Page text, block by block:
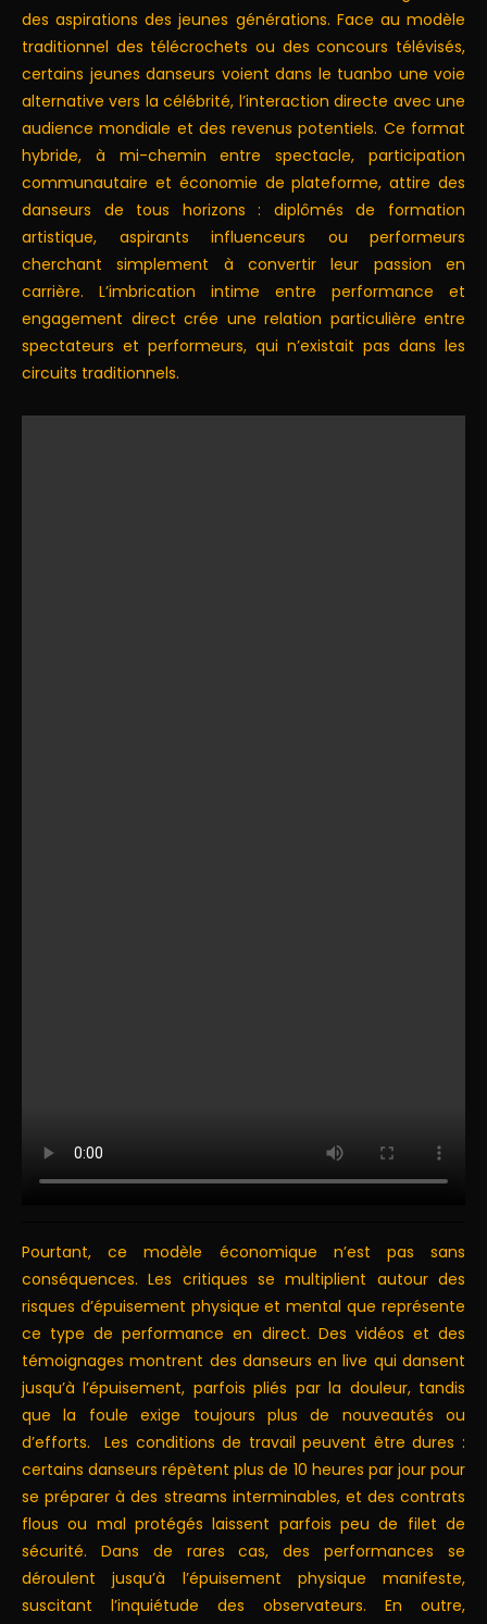
des aspirations des jeunes générations. Face au modèle
traditionnel des télécrochets ou des concours télévisés,
certains jeunes danseurs voient dans le tuanbo une voie
alternative vers la célébrité, l’interaction directe avec une
audience mondiale et des revenus potentiels. Ce format
hybride, à mi-chemin entre spectacle, participation
communautaire et économie de plateforme, attire des
danseurs de tous horizons : diplômés de formation
artistique, aspirants influenceurs ou performeurs
cherchant simplement à convertir leur passion en
carrière. L’imbrication intime entre performance et
engagement direct crée une relation particulière entre
spectateurs et performeurs, qui n’existait pas dans les
circuits traditionnels.
Pourtant, ce modèle économique n’est pas sans
conséquences. Les critiques se multiplient autour des
risques d’épuisement physique et mental que représente
ce type de performance en direct. Des vidéos et des
témoignages montrent des danseurs en live qui dansent
jusqu’à l’épuisement, parfois pliés par la douleur, tandis
que la foule exige toujours plus de nouveautés ou
d’efforts. Les conditions de travail peuvent être dures :
certains danseurs répètent plus de 10 heures par jour pour
se préparer à des streams interminables, et des contrats
flous ou mal protégés laissent parfois peu de filet de
sécurité. Dans de rares cas, des performances se
déroulent jusqu’à l’épuisement physique manifeste,
suscitant l’inquiétude des observateurs. En outre,